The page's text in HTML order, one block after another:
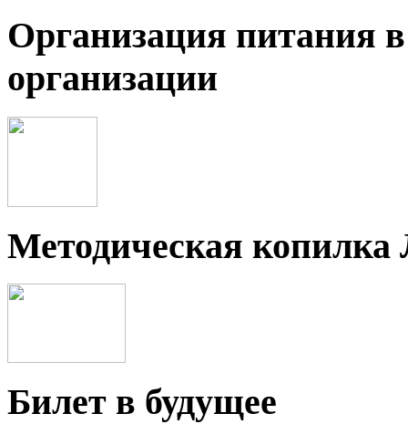
Организация питания
организации
Методическая
Билет в будущее